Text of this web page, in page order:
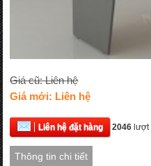
Giá cũ: Liên hệ
Giá mới: Liên hệ
Liên hệ đặt hàng 2046 lượt
Thông tin chi tiết